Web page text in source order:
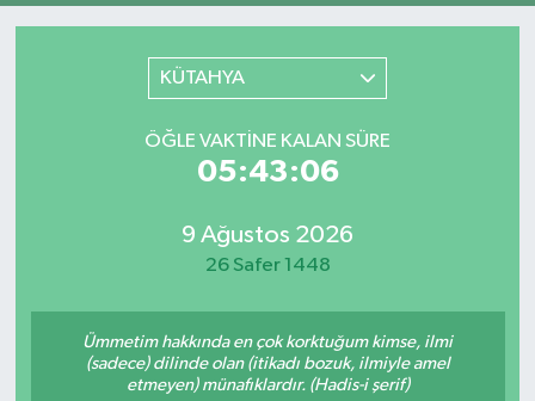
KÜTAHYA
ÖĞLE VAKTINE KALAN SÜRE
05:43:06
9 Ağustos 2026
26 Safer 1448
Ümmetim hakkında en çok korktuğum kimse, ilmi
(sadece) dilinde olan (itikadı bozuk, ilmiyle amel
etmeyen) münafıklardır. (Hadis-i şerif)
Politika
Sağlık
Dünya
Tüm Manşetler
Son Dakika Haberleri
Haber Arşivi